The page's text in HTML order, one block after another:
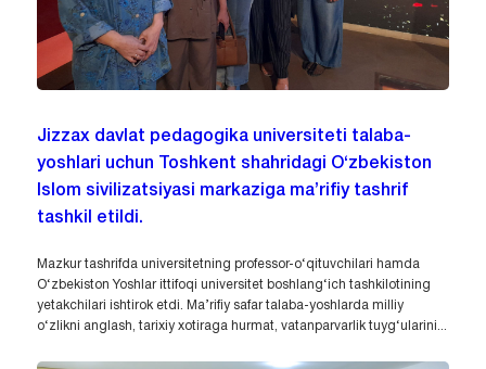
Jizzax davlat pedagogika universiteti talaba-
yoshlari uchun Toshkent shahridagi O‘zbekiston
Islom sivilizatsiyasi markaziga ma’rifiy tashrif
tashkil etildi.
Mazkur tashrifda universitetning professor-o‘qituvchilari hamda
O‘zbekiston Yoshlar ittifoqi universitet boshlang‘ich tashkilotining
yetakchilari ishtirok etdi. Ma’rifiy safar talaba-yoshlarda milliy
o‘zlikni anglash, tarixiy xotiraga hurmat, vatanparvarlik tuyg‘ularini...